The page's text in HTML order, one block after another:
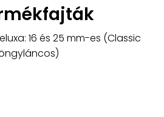
16 és 25 mm-es (Classic